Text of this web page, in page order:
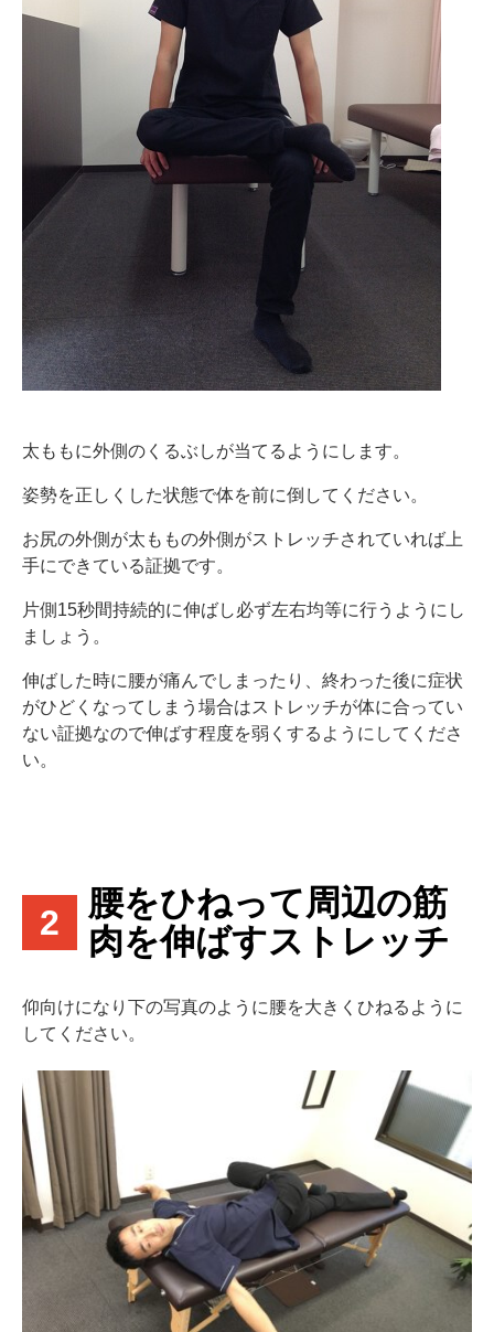
太ももに外側のくるぶしが当てるようにします。
姿勢を正しくした状態で体を前に倒してください。
お尻の外側が太ももの外側がストレッチされていれば上
手にできている証拠です。
片側15秒間持続的に伸ばし必ず左右均等に行うようにし
ましょう。
伸ばした時に腰が痛んでしまったり、終わった後に症状
がひどくなってしまう場合はストレッチが体に合ってい
ない証拠なので伸ばす程度を弱くするようにしてくださ
い。
2
腰をひねって周辺の筋
肉を伸ばすストレッチ
仰向けになり下の写真のように腰を大きくひねるように
してください。